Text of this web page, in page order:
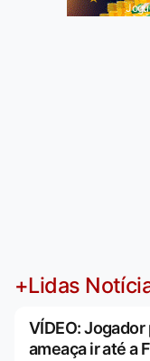
+Lidas
VÍDEO: Jogador
ameaça ir até a